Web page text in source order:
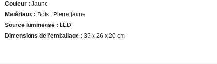
Couleur : Jaune
Matériaux : Bois ; Pierre jaune
Source lumineuse : LED
Dimensions de l'emballage : 35 x 26 x 20 cm